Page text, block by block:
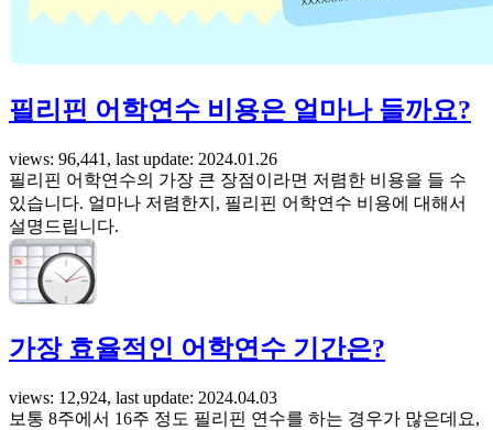
필리핀 어학연수 비용은 얼마나 들까요?
views: 96,441, last update: 2024.01.26
필리핀 어학연수의 가장 큰 장점이라면 저렴한 비용을 들 수
있습니다. 얼마나 저렴한지, 필리핀 어학연수 비용에 대해서
설명드립니다.
가장 효율적인 어학연수 기간은?
views: 12,924, last update: 2024.04.03
보통 8주에서 16주 정도 필리핀 연수를 하는 경우가 많은데요,